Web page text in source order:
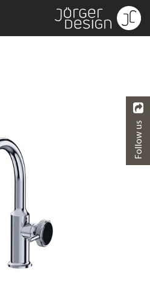
Follow us